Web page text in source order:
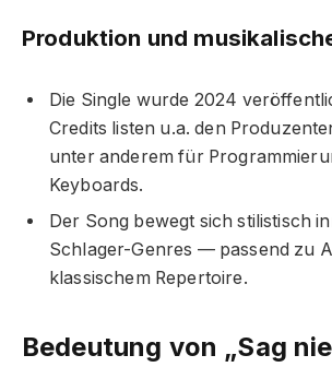
Produktion und
Die Single wurde 2024
Credits listen u.a. den
unter anderem für
Keyboards.
Der Song bewegt sich stilistisch
Schlager-Genres — passend zu
klassischem Repertoire.
Bedeutung von „Sag